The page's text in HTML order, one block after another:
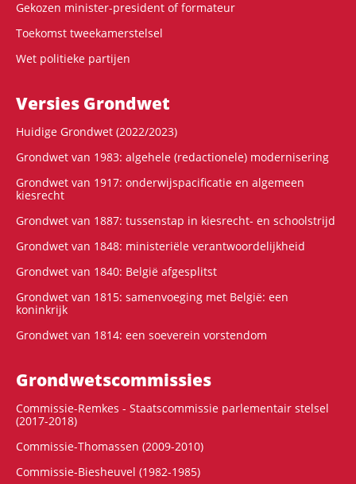
Gekozen minister-president of formateur
Toekomst tweekamerstelsel
Wet politieke partijen
Versies Grondwet
Huidige Grondwet (2022/2023)
Grondwet van 1983: algehele (redactionele) modernisering
Grondwet van 1917: onderwijspacificatie en algemeen
kiesrecht
Grondwet van 1887: tussenstap in kiesrecht- en schoolstrijd
Grondwet van 1848: ministeriële verantwoordelijkheid
Grondwet van 1840: België afgesplitst
Grondwet van 1815: samenvoeging met België: een
koninkrijk
Grondwet van 1814: een soeverein vorstendom
Grondwets­commissies
Commissie-Remkes - Staatscommissie parlementair stelsel
(2017-2018)
Commissie-Thomassen (2009-2010)
Commissie-Biesheuvel (1982-1985)